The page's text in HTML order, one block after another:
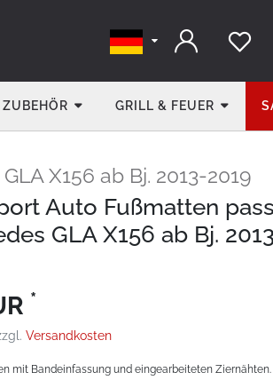
ZUBEHÖR GRILL & FEUER
X156 ab Bj. 2013-2019
Auto Fußmatten
GLA X156 ab Bj.
*
Versandkosten
mit Bandeinfassung und eingearbeiteten